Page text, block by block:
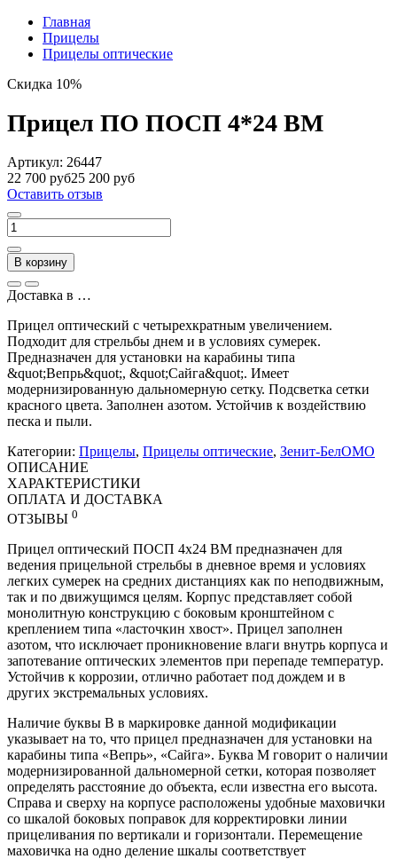
Главная
Прицелы
Прицелы оптические
Скидка 10%
Прицел ПО ПОСП 4*24 ВМ
Артикул: 26447
22 700 руб25 200 руб
Оставить отзыв
В корзину
Доставка в …
Прицел оптический с четырехкратным увеличением.
Подходит для стрельбы днем и в условиях сумерек.
Предназначен для установки на карабины типа
&quot;Вепрь&quot;, &quot;Сайга&quot;. Имеет
модернизированную дальномерную сетку. Подсветка сетки
красного цвета. Заполнен азотом. Устойчив к воздействию
песка и пыли.
Категории: Прицелы, Прицелы оптические, Зенит-БелОМО
ОПИСАНИЕ
ХАРАКТЕРИСТИКИ
ОПЛАТА И ДОСТАВКА
ОТЗЫВЫ 0
Прицел оптический ПОСП 4х24 ВМ предназначен для
ведения прицельной стрельбы в дневное время и условиях
легких сумерек на средних дистанциях как по неподвижным,
так и по движущимся целям. Корпус представляет собой
монолитную конструкцию с боковым кронштейном с
креплением типа «ласточкин хвост». Прицел заполнен
азотом, что исключает проникновение влаги внутрь корпуса и
запотевание оптических элементов при перепаде температур.
Устойчив к коррозии, отлично работает под дождем и в
других экстремальных условиях.
Наличие буквы В в маркировке данной модификации
указывает на то, что прицел предназначен для установки на
карабины типа «Вепрь», «Сайга». Буква М говорит о наличии
модернизированной дальномерной сетки, которая позволяет
определять расстояние до объекта, если известна его высота.
Справа и сверху на корпусе расположены удобные маховички
со шкалой боковых поправок для корректировки линии
прицеливания по вертикали и горизонтали. Перемещение
маховичка на одно деление шкалы соответствует